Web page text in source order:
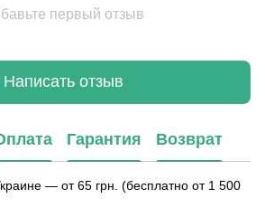
первый отзыв
Написать отзыв
Гарантия Возврат
— от 65 грн. (бесплатно от 1 500